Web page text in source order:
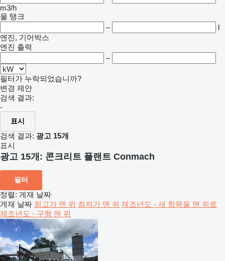
m3/h
물 탱크
–
l
엔진, 기어박스
엔진 출력
–
필터가 누락되었습니까?
변경 제안
검색 결과:
-
표시
검색 결과: 광고 15개
표시
광고 15개: 콘크리트 플랜트 Conmach
필터
정렬: 게재 날짜
게재 날짜 최고가 맨 위 최저가 맨 위 제조년도 - 새 항목을 맨 위로
제조년도 - 구형 맨 위